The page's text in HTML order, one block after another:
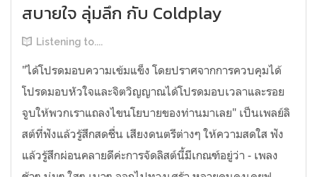
สบายใจ ลุ่มลึก กับ Coldplay
Listening to....
"ได้โปรดมอบความเข้มแข็ง โดยปราศจากการควบคุมได้
โปรดมอบหัวใจและจิตวิญญาณได้โปรดมอบเวลาและรอย
จูบให้พวกเราแถลงไขนโยบายของท่านมาเลย" เป็นเพลย์ลิ
สต์ที่ฟังแล้วรู้สึกสดชื่น เสียงดนตรีต่างๆ ให้ความสดใส ฟัง
แล้วรู้สึกผ่อนคลายดีค่ะการจัดลิสต์นี้มีเกณฑ์อยู่ว่า - เพลง